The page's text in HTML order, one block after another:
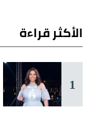
الأكثر قراءة
1